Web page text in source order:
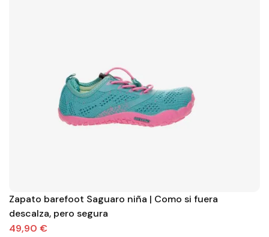
Zapato barefoot Saguaro niña | Como si fuera
descalza, pero segura
49,90 €